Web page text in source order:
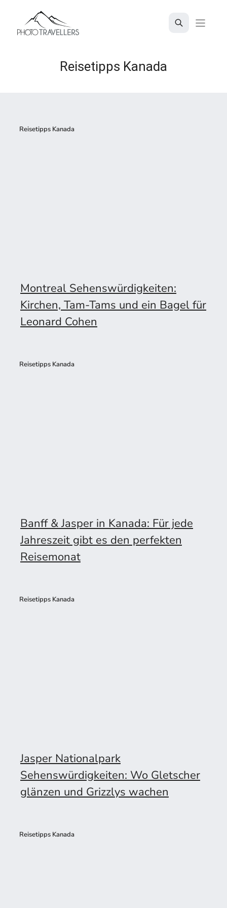
springen
Reisetipps Kanada
Reisetipps Kanada
Montreal Sehenswürdigkeiten:
Kirchen, Tam-Tams und ein Bagel für
Leonard Cohen
Reisetipps Kanada
Banff & Jasper in Kanada: Für jede
Jahreszeit gibt es den perfekten
Reisemonat
Reisetipps Kanada
Jasper Nationalpark
Sehenswürdigkeiten: Wo Gletscher
glänzen und Grizzlys wachen
Reisetipps Kanada